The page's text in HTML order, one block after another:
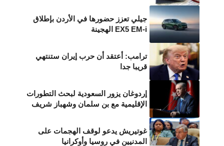
جيلي تعزز حضورها في الأردن بإطلاق
EX5 EM-i الهجينة
ترامب: أعتقد أن حرب إيران ستنتهي
قريبا جدا
إردوغان يزور السعودية لبحث التطورات
الإقليمية مع بن سلمان وشهباز شريف
غوتيريش يدعو لوقف الهجمات على
المدنيين في روسيا وأوكرانيا